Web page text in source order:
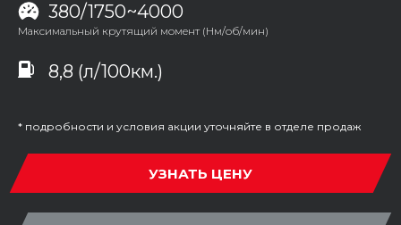
380/1750~4000
Максимальный крутящий момент (Нм/об/мин)
8,8 (л/100км.)
* подробности и условия акции уточняйте в отделе продаж
УЗНАТЬ ЦЕНУ